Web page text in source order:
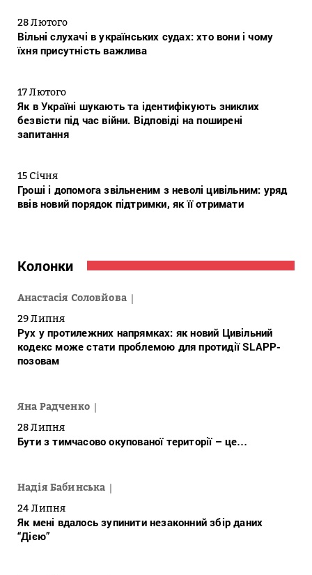
28 Лютого
Вільні слухачі в українських судах: хто вони і чому
їхня присутність важлива
17 Лютого
Як в Україні шукають та ідентифікують зниклих
безвісти під час війни. Відповіді на поширені
запитання
15 Січня
Гроші і допомога звільненим з неволі цивільним: уряд
ввів новий порядок підтримки, як її отримати
Колонки
Анастасія Соловйова
29 Липня
Рух у протилежних напрямках: як новий Цивільний
кодекс може стати проблемою для протидії SLAPP-
позовам
Яна Радченко
28 Липня
Бути з тимчасово окупованої території – це…
Надія Бабинська
24 Липня
Як мені вдалось зупинити незаконний збір даних
“Дією”